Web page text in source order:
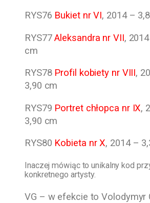
RYS76 Bukiet nr VI, 2014 –
RYS77Aleksandra nr VII,
cm
RYS78 Profil kobiety nr VIII,
3,90 cm
RYS79 Portret chłopca nr IX,
3,90 cm
RYS80 Kobieta nr X, 2014 –
Inaczej mówiąc to unikalny kod
konkretnego artysty.
VG – w efekcie toVolodymyr